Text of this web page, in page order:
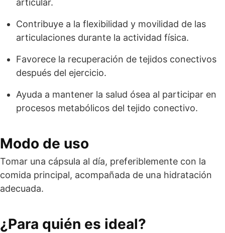
articular.
Contribuye a la flexibilidad y movilidad de las
articulaciones durante la actividad física.
Favorece la recuperación de tejidos conectivos
después del ejercicio.
Ayuda a mantener la salud ósea al participar en
procesos metabólicos del tejido conectivo.
Modo de uso
Tomar una cápsula al día, preferiblemente con la
comida principal, acompañada de una hidratación
adecuada.
¿Para quién es ideal?